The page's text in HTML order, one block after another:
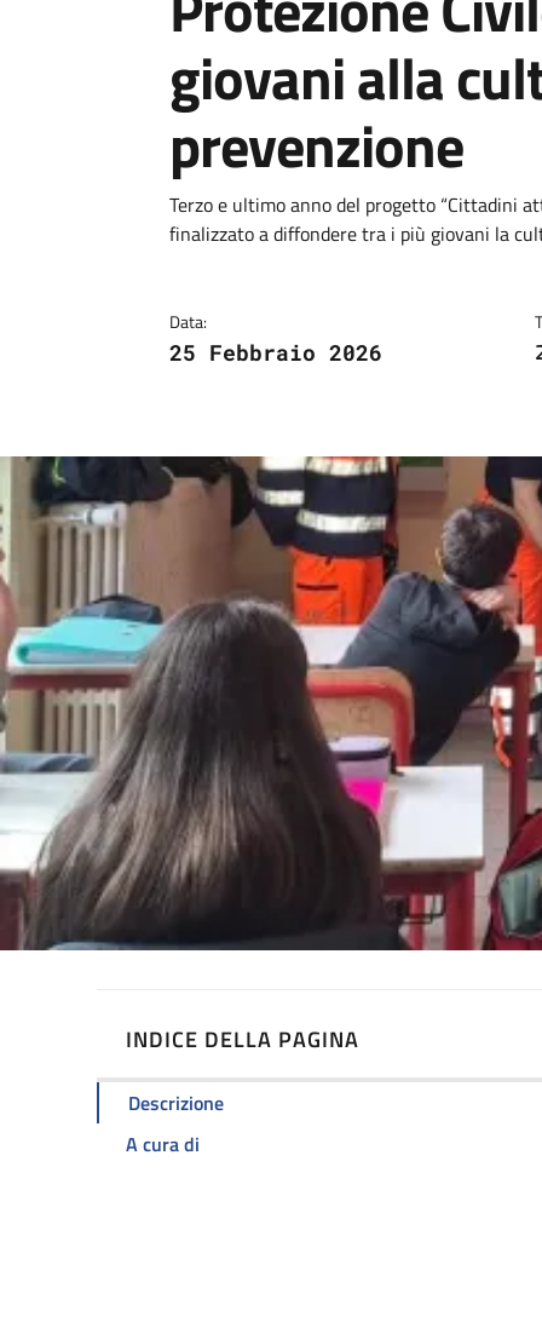
giovani alla
prevenzione
Dettagli
Descrizione breve
Terzo e ultimo anno del progetto “Cittadini
finalizzato a diffondere tra i più giovani la
Data:
25 Febbraio 2026
Image
INDICE DELLA PAGINA
Descrizione
A cura di